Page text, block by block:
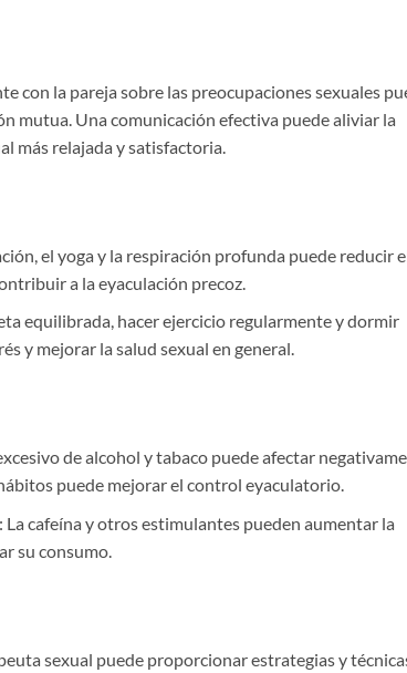
con la pareja sobre las preocupaciones sexuales
mutua. Una comunicación efectiva puede aliviar la
más relajada y satisfactoria.
el yoga y la respiración profunda puede reducir
a la eyaculación precoz.
equilibrada, hacer ejercicio regularmente y dormir
y mejorar la salud sexual en general.
de alcohol y tabaco puede afectar
puede mejorar el control eyaculatorio.
La cafeína y otros estimulantes pueden aumentar la
su consumo.
sexual puede proporcionar estrategias y